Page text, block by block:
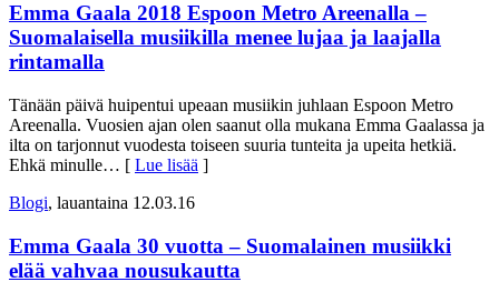
Emma Gaala 2018 Espoon Metro Areenalla –
Suomalaisella musiikilla menee lujaa ja laajalla
rintamalla
Tänään päivä huipentui upeaan musiikin juhlaan Espoon Metro
Areenalla. Vuosien ajan olen saanut olla mukana Emma Gaalassa ja
ilta on tarjonnut vuodesta toiseen suuria tunteita ja upeita hetkiä.
Ehkä minulle… [ Lue lisää ]
Blogi, lauantaina 12.03.16
Emma Gaala 30 vuotta – Suomalainen musiikki
elää vahvaa nousukautta